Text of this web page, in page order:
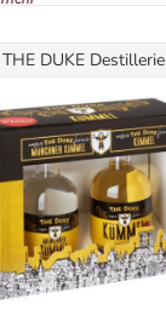
THE DUKE Destillerie